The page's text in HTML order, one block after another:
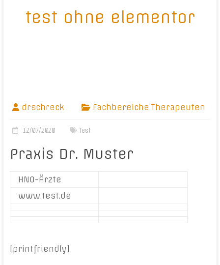
test ohne elementor
drschreck Fachbereiche,Therapeuten
12/07/2020 Test
Praxis Dr. Muster
HNO-Ärzte
www.test.de
[printfriendly]